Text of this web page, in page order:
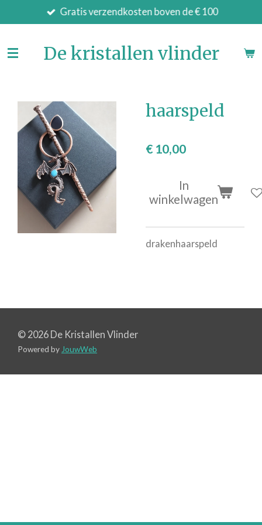
direct
de
Gratis verzendkosten boven de € 100
De kristallen vlinder
haarspeld
€ 10,00
In
winkelwagen
drakenhaarspeld
© 2026 De Kristallen Vlinder
Powered by JouwWeb